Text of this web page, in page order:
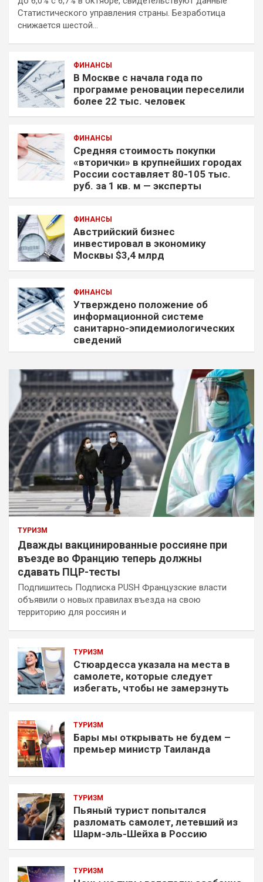
Статистического управления страны. Безработица
снижается шестой…
ФИНАНСЫ
В Москве с начала года по
программе реновации переселили
более 22 тыс. человек
ФИНАНСЫ
Средняя стоимость покупки
«вторички» в крупнейших городах
России составляет 80-105 тыс.
руб. за 1 кв. м — эксперты
ФИНАНСЫ
Австрийский бизнес
инвестировал в экономику
Москвы $3,4 млрд
ФИНАНСЫ
Утверждено положение об
информационной системе
санитарно-эпидемиологических
сведений
ТУРИЗМ
Дважды вакцинированные россияне при
въезде во Францию теперь должны
сдавать ПЦР-тесты
Подпишитесь Подписка PUSH Французские власти
объявили о новых правилах въезда на свою
территорию для россиян и
ТУРИЗМ
Стюардесса указала на места в
самолете, которые следует
избегать, чтобы не замерзнуть
ТУРИЗМ
Бары мы открывать не будем –
премьер министр Таиланда
ТУРИЗМ
Пьяный турист попытался
разломать самолет, летевший из
Шарм-эль-Шейха в Россию
ТУРИЗМ